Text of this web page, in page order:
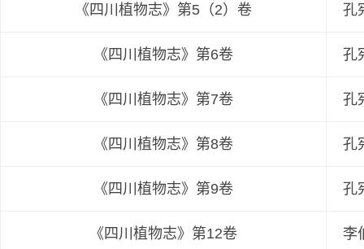
《四川植物志》第5（2）卷 孔
《四川植物志》第6卷 孔
《四川植物志》第7卷 孔
《四川植物志》第8卷 孔
《四川植物志》第9卷 孔
《四川植物志》第12卷 李